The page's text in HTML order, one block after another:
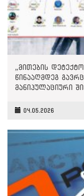
„მითების
წინააღმდეგ
მანიპულაციური
04.05.2026